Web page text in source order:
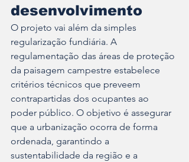
desenvolvimento
O projeto vai além da simples
regularização fundiária. A
regulamentação das áreas de proteção
da paisagem campestre estabelece
critérios técnicos que preveem
contrapartidas dos ocupantes ao
poder público. O objetivo é assegurar
que a urbanização ocorra de forma
ordenada, garantindo a
sustentabilidade da região e a